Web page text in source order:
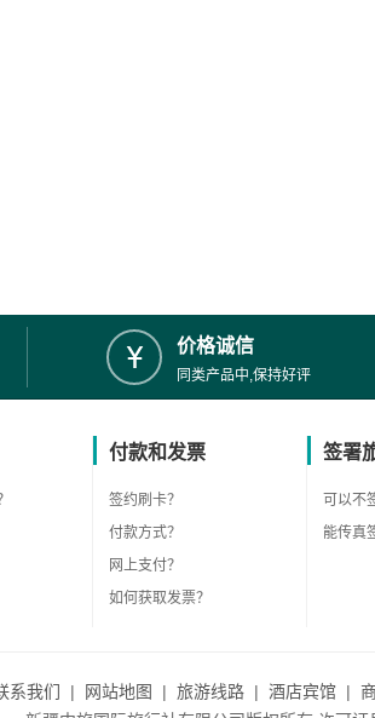
价格诚信
同类产品中,保持好评
付款和发票
签约刷卡？
付款方式？
网上支付？
如何获取发票？
签署
可以不
能传真
系我们 | 网站地图 | 旅游线路 | 酒店宾馆 |